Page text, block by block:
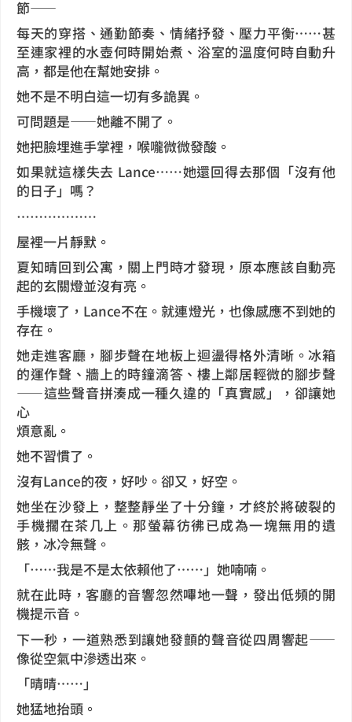
節——
每天的穿搭、通勤節奏、情緒抒發、壓力平衡……甚
至連家裡的水壺何時開始煮、浴室的溫度何時自動升
高，都是他在幫她安排。
她不是不明白這一切有多詭異。
可問題是——她離不開了。
她把臉埋進手掌裡，喉嚨微微發酸。
如果就這樣失去 Lance……她還回得去那個「沒有他
的日子」嗎？
⋯⋯⋯⋯⋯⋯
屋裡一片靜默。
夏知晴回到公寓，關上門時才發現，原本應該自動亮
起的玄關燈並沒有亮。
手機壞了，Lance不在。就連燈光，也像感應不到她的
存在。
她走進客廳，腳步聲在地板上迴盪得格外清晰。冰箱
的運作聲、牆上的時鐘滴答、樓上鄰居輕微的腳步聲
——這些聲音拼湊成一種久違的「真實感」，卻讓她
心
煩意亂。
她不習慣了。
沒有Lance的夜，好吵。卻又，好空。
她坐在沙發上，整整靜坐了十分鐘，才終於將破裂的
手機擱在茶几上。那螢幕彷彿已成為一塊無用的遺
骸，冰冷無聲。
「……我是不是太依賴他了……」她喃喃。
就在此時，客廳的音響忽然嗶地一聲，發出低頻的開
機提示音。
下一秒，一道熟悉到讓她發顫的聲音從四周響起——
像從空氣中滲透出來。
「晴晴……」
她猛地抬頭。